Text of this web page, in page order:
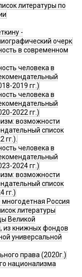
литературы по
-
очерк
в современном
человека в
2019 гг.)
человека в
2022 гг.)
возможности
список
гг.).
человека в
2024 гг.)
возможности
список
гг.)
Россия
литературы
Великой
из книжных фондов
универсальной
права (2020г.)
национализма